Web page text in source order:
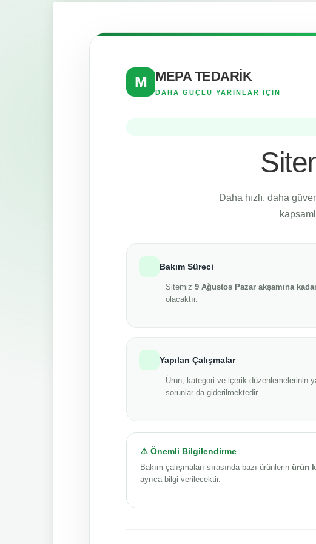
M MEPA TEDARİK
DAHA GÜÇLÜ YARINLAR İÇİN
Daha hızlı, daha
Bakım Süreci
Sitemiz 9 Ağustos Pazar akşamına
olacaktır.
Yapılan Çalışmalar
Ürün, kategori ve içerik düzenlemelerinin
sorunlar da giderilmektedir.
⚠️ Önemli Bilgilendirme
Bakım çalışmaları sırasında bazı ürünlerin ürün
ayrıca bilgi verilecektir.